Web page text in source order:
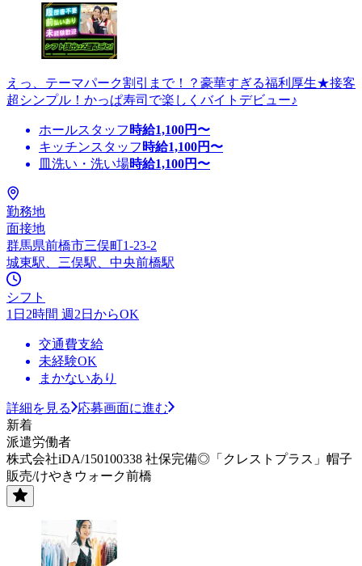
えっ、テーマパーク割引まで！？豪華すぎる福利厚生★接客
超シンプル！かっぱ寿司で楽しくバイトデビュー♪
ホールスタッフ 時給1,100円〜
キッチンスタッフ 時給1,100円〜
皿洗い・洗い場時給1,100円〜
勤務地
面接地
群馬県前橋市三俣町1-23-2
城東駅、三俣駅、中央前橋駅
シフト
1日2時間 週2日からOK
交通費支給
未経験OK
まかないあり
詳細を見る
応募画面に進む
新着
派遣労働者
株式会社iDA/150100338 社保完備◎「クレストプラス」帽子
販売/けやきウォーク前橋